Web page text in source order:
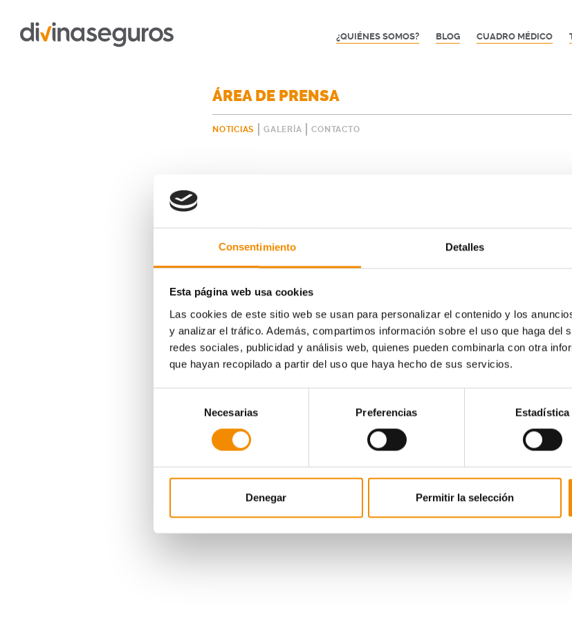
Consentimiento Detalles
Esta página web usa cookies
Las cookies de este sitio web se usan para personalizar el contenido y los
y analizar el tráfico. Además, compartimos información sobre el uso que haga del
redes sociales, publicidad y análisis web, quienes pueden combinarla con otra
que hayan recopilado a partir del uso que haya hecho de sus servicios.
consentimiento
Necesarias Preferencias Estadística
Denegar Permitir la selección
¿QUIÉNES SOMOS? BLOG CUADRO MÉDICO
ÁREA DE PRENSA
NOTICIAS GALERÍA CONTACTO
María Salud Llácer
Yumari Araque
Yasmina Campello
José Civera